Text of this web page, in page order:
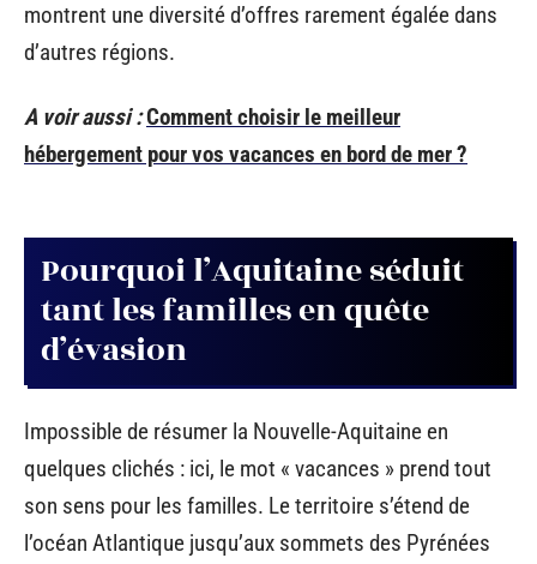
montrent une diversité d’offres rarement égalée dans
d’autres régions.
A voir aussi :Comment choisir le meilleur
hébergement pour vos vacances en bord de mer ?
Pourquoi l’Aquitaine séduit
tant les familles en quête
d’évasion
Impossible de résumer la Nouvelle-Aquitaine en
quelques clichés : ici, le mot « vacances » prend tout
son sens pour les familles. Le territoire s’étend de
l’océan Atlantique jusqu’aux sommets des Pyrénées